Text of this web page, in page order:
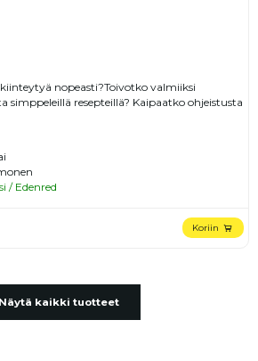
nopeasti?Toivotko valmiiksi
simppeleillä resepteillä? Kaipaatko ohjeistusta
/ Edenred
Koriin
Näytä kaikki tuotteet